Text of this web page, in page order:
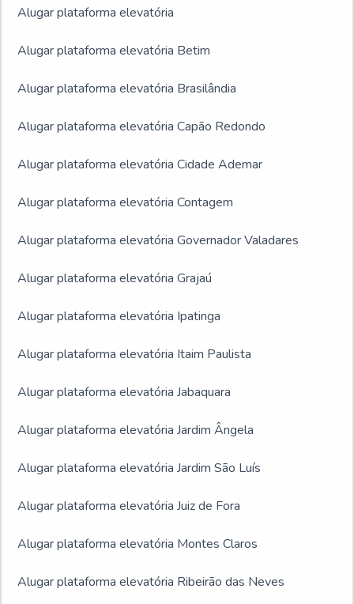
Alugar plataforma elevatória
Alugar plataforma elevatória Betim
Alugar plataforma elevatória Brasilândia
Alugar plataforma elevatória Capão Redondo
Alugar plataforma elevatória Cidade Ademar
Alugar plataforma elevatória Contagem
Alugar plataforma elevatória Governador Valadares
Alugar plataforma elevatória Grajaú
Alugar plataforma elevatória Ipatinga
Alugar plataforma elevatória Itaim Paulista
Alugar plataforma elevatória Jabaquara
Alugar plataforma elevatória Jardim Ângela
Alugar plataforma elevatória Jardim São Luís
Alugar plataforma elevatória Juiz de Fora
Alugar plataforma elevatória Montes Claros
Alugar plataforma elevatória Ribeirão das Neves